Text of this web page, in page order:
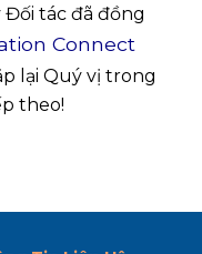
tác đã đồng
Connect
lại Quý vị trong
theo!